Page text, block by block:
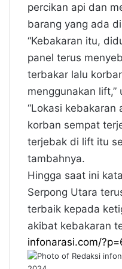
percikan api dan
barang yang ada
“Kebakaran itu,
panel terus
terbakar lalu
menggunakan lift,”
“Lokasi kebakaran
korban sempat
terjebak di lift itu
tambahnya.
Hingga saat ini
Serpong Utara
terbaik kepada
akibat kebakaran